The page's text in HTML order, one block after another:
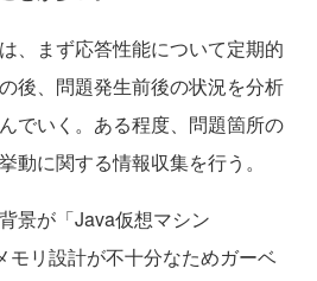
、まず応答性能について定期的
後、問題発生前後の状況を分析
でいく。ある程度、問題箇所の
動に関する情報収集を行う。
景が「Java仮想マシン
モリ設計が不十分なためガーベ